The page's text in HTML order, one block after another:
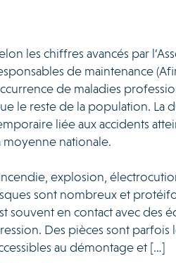
les chiffres avancés par
de maintenance
de maladies
le reste de la population. La
liée aux accidents
moyenne nationale.
explosion,
sont nombreux et
souvent en contact avec des
Des pièces sont
au démontage et […]